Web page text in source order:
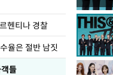
헨티나 경찰
율은 절반 남짓
들